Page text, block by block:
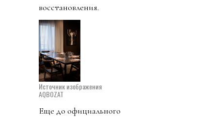
восстановления.
Источник изображения
AQBOZAT
Еще до официального